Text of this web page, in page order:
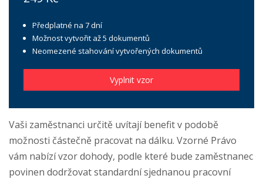
Předplatné na 7 dní
Možnost vytvořit až 5 dokumentů
Neomezené stahování vytvořených dokumentů
Vyplnit vzor
Vaši zaměstnanci určitě uvítají benefit v podobě
možnosti částečně pracovat na dálku. Vzorné Právo
vám nabízí vzor dohody, podle které bude zaměstnanec
povinen dodržovat standardní sjednanou pracovní